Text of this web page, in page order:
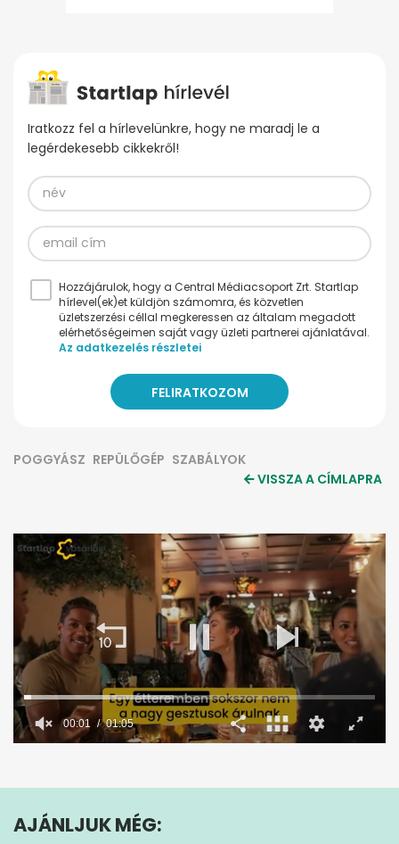
Iratkozz fel a hírlevelünkre, hogy ne maradj le a
legérdekesebb cikkekről!
Hozzájárulok, hogy a Central Médiacsoport Zrt. Startlap
hírlevel(ek)et küldjön számomra, és közvetlen
üzletszerzési céllal megkeressen az általam megadott
elérhetőségeimen saját vagy üzleti partnerei ajánlatával.
Az adatkezelés részletei
POGGYÁSZ REPÜLŐGÉP SZABÁLYOK
VISSZA A CÍMLAPRA
1
5
seconds
AJÁNLJUK MÉG: